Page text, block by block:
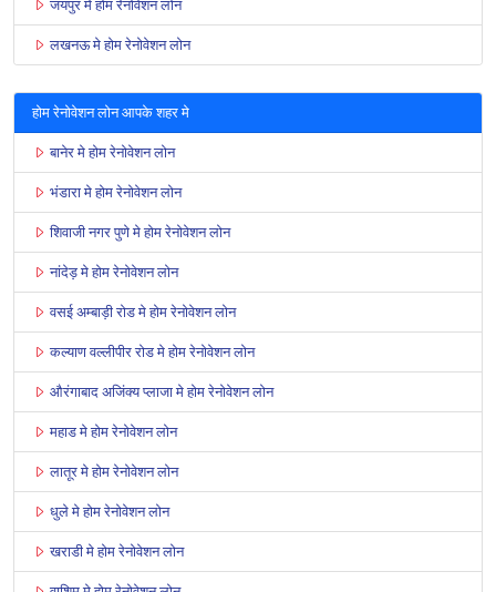
जयपुर मे होम रेनोवेशन लोन
लखनऊ मे होम रेनोवेशन लोन
होम रेनोवेशन लोन आपके शहर मे
बानेर मे होम रेनोवेशन लोन
भंडारा मे होम रेनोवेशन लोन
शिवाजी नगर पुणे मे होम रेनोवेशन लोन
नांदेड़ मे होम रेनोवेशन लोन
वसई अम्बाड़ी रोड मे होम रेनोवेशन लोन
कल्याण वल्लीपीर रोड मे होम रेनोवेशन लोन
औरंगाबाद अजिंक्य प्लाजा मे होम रेनोवेशन लोन
महाड मे होम रेनोवेशन लोन
लातूर मे होम रेनोवेशन लोन
धुले मे होम रेनोवेशन लोन
खराडी मे होम रेनोवेशन लोन